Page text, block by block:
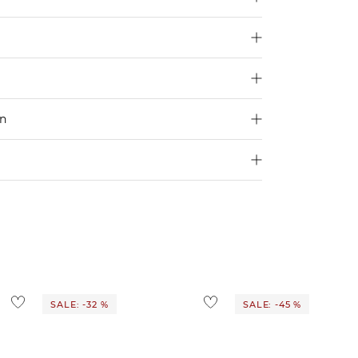
Ausland findest duhier
SALE: -32 % SALE: -45 %